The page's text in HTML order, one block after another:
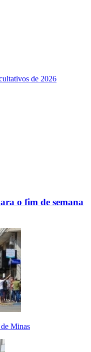
de 2026
o fim de semana
Minas